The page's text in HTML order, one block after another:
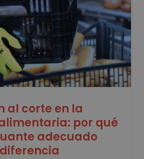
al corte en la
por qué
adecuado